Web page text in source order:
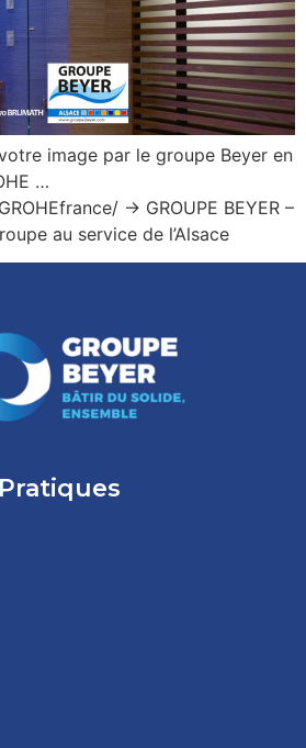
image par le groupe Beyer en
…
-> GROUPE BEYER –
au service de l’Alsace